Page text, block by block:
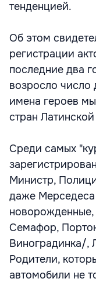
тенденцией.
Об этом
регистрации
последние два
возросло число
имена героев
стран
Среди самых
Министр,
даже Мерседеса
Семафор,
Виноградинка/
Родители,
автомобили не